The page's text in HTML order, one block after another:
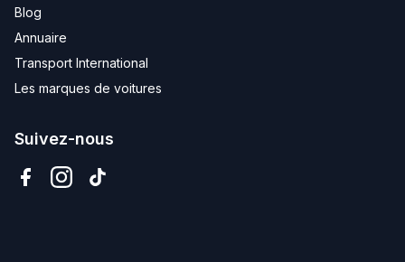
Blog
Annuaire
Transport International
Les marques de voitures
Suivez-nous